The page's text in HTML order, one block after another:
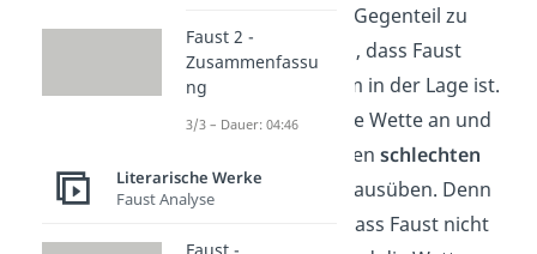
und versucht, das Gegenteil zu
beweisen: nämlich, dass Faust
ebenfalls zu Bösem in der Lage ist.
Der Herr nimmt die Wette an und
lässt Mephisto einenschlechten
Einflussauf Faust ausüben. Denn
er ist sich sicher, dass Faust nicht
Faust 2 -
Zusammenfassu
ng
3/3 – Dauer: 04:46
Literarische Werke
Faust Analyse